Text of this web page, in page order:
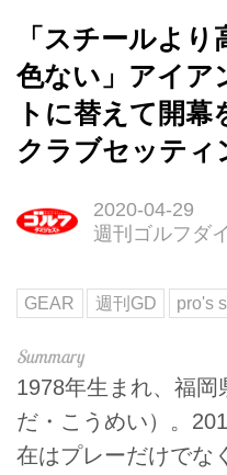
「スチールよ
色ない」アイア
トに替えて開
クラブセッティ
2020-04-29
週刊ゴルフダ
GEAR 週刊GD pro's
1978年生まれ、福
だ・こうめい）。
在はプレーだけでな